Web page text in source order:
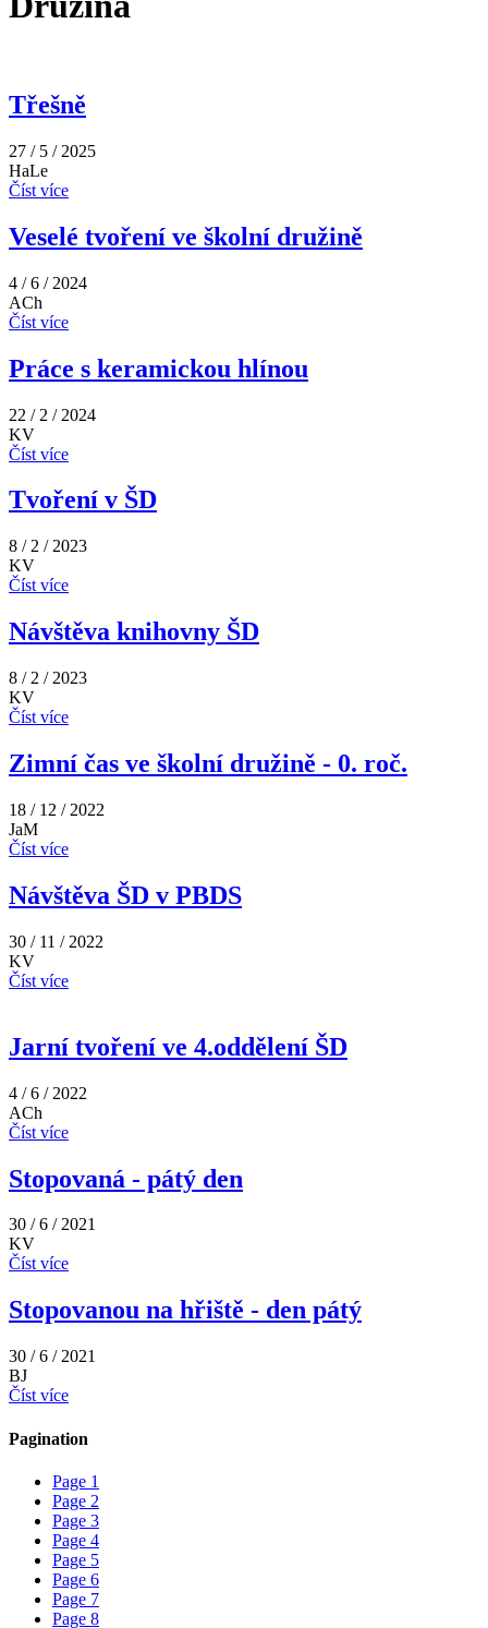
Třešně
27 / 5 / 2025
HaLe
Číst více
Veselé tvoření ve školní družině
4 / 6 / 2024
ACh
Číst více
Práce s keramickou hlínou
22 / 2 / 2024
KV
Číst více
Tvoření v ŠD
8 / 2 / 2023
KV
Číst více
Návštěva knihovny ŠD
8 / 2 / 2023
KV
Číst více
Zimní čas ve školní družině - 0. roč.
18 / 12 / 2022
JaM
Číst více
Návštěva ŠD v PBDS
30 / 11 / 2022
KV
Číst více
Jarní tvoření ve 4.oddělení ŠD
4 / 6 / 2022
ACh
Číst více
Stopovaná - pátý den
30 / 6 / 2021
KV
Číst více
Stopovanou na hřiště - den pátý
30 / 6 / 2021
BJ
Číst více
Pagination
Page 1
Page 2
Page 3
Page 4
Page 5
Page 6
Page 7
Page 8